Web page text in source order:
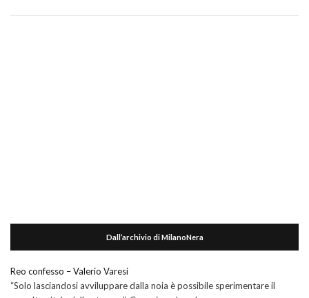
Dall’archivio di MilanoNera
Reo confesso – Valerio Varesi
“Solo lasciandosi avviluppare dalla noia è possibile sperimentare il